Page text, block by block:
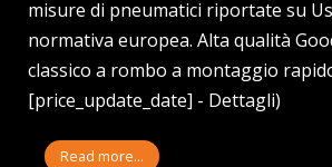
misure di pneumatici riportate su
normativa europea. Alta qualità
classico a rombo a montaggio
[price_update_date] - Dettagli)
Read more...